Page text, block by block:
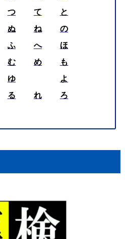
つ て
と
ぬ ね
の
ふ へ
ほ
む め
も
ゆ
よ
る れ
ろ